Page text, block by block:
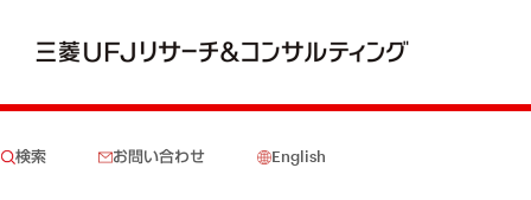
検索 お問い合わせ English